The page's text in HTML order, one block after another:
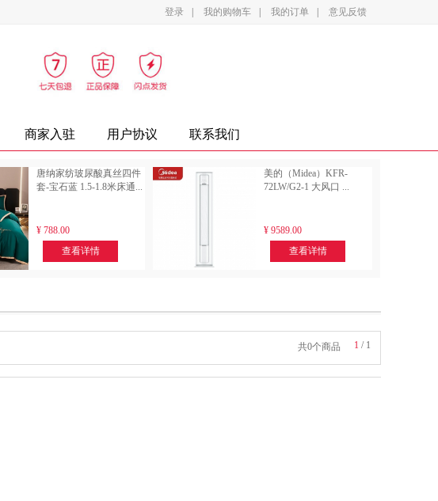
登录 我的购物车 我的订单 意见反馈
办公设备 摄影设备 家电 办公家具
商家入驻 用户协议 联系我们
唐纳家纺玻尿酸真丝四件
套-宝石蓝 1.5-1.8米床通...
¥ 788.00
查看详情
美的（Midea）KFR-
72LW/G2-1 大风口 ...
¥ 9589.00
查看详情
共0个商品 1 / 1